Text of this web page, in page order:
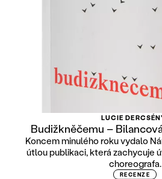
LUCIE
Budižkněčemu –
Koncem minulého roku vydalo
útlou publikaci, která zachycuje
choreografa.
RECENZE